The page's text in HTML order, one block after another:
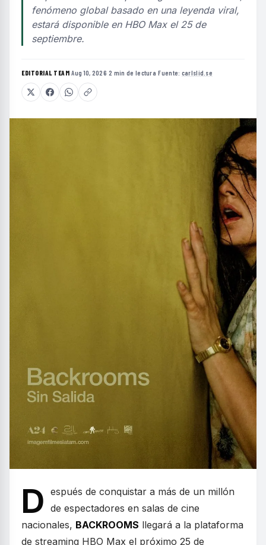
fenómeno global basado en una leyenda viral,
estará disponible en HBO Max el 25 de
septiembre.
EDITORIAL TEAM·Aug 10, 2026·2 min de lectura·Fuente: carlslid.se
D espués de conquistar a más de un millón
de espectadores en salas de cine
nacionales, BACKROOMS llegará a la plataforma
de streaming HBO Max el próximo 25 de